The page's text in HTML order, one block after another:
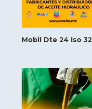
Mobil Dte 24 Iso 32